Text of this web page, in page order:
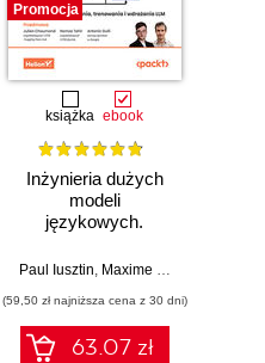
Promocja
książka ebook
Inżynieria dużych
modeli
językowych.
projektowania,
wdrażania LLM
Paul Iusztin, Maxime Labonne
(59,50 zł najniższa cena z 30 dni)
63.07 zł